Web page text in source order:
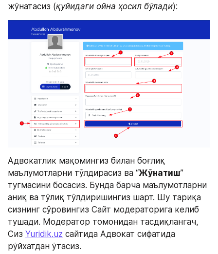
жўнатасиз (қуйидаги ойна ҳосил бўлади):
Адвокатлик мақомингиз билан боғлиқ
маълумотларни тўлдирасиз ва “Жўнатиш”
тугмасини босасиз. Бунда барча маълумотларни
аниқ ва тўлиқ тўлдиришингиз шарт. Шу тариқа
сизнинг сўровингиз Сайт модераторига келиб
тушади. Модератор томонидан тасдиқлангач,
Сиз Yuridik.uz сайтида Адвокат сифатида
рўйхатдан ўтасиз.